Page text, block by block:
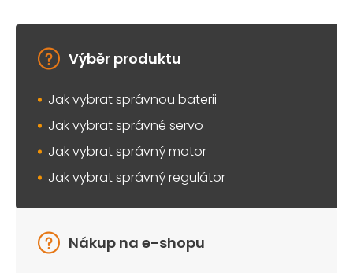
Výběr produktu
Jak vybrat správnou baterii
Jak vybrat správné servo
Jak vybrat správný motor
Jak vybrat správný regulátor
Nákup na e-shopu